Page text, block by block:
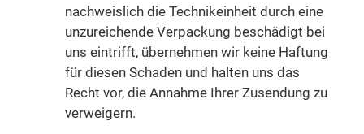
nachweislich die Technikeinheit durch eine
unzureichende Verpackung beschädigt bei
uns eintrifft, übernehmen wir keine Haftung
für diesen Schaden und halten uns das
Recht vor, die Annahme Ihrer Zusendung zu
verweigern.